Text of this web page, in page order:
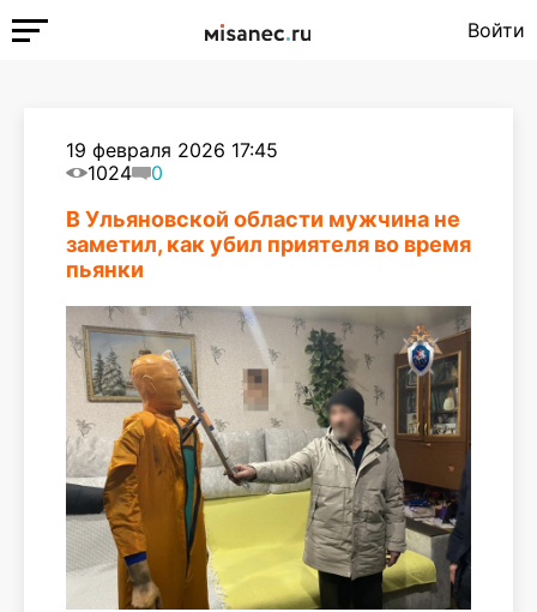
Войти
19 февраля 2026 17:45
1024
0
В Ульяновской области мужчина не
заметил, как убил приятеля во время
пьянки